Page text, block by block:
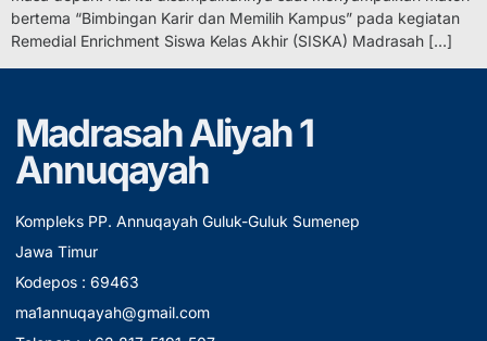
bertema “Bimbingan Karir dan Memilih Kampus” pada kegiatan
Remedial Enrichment Siswa Kelas Akhir (SISKA) Madrasah […]
Madrasah Aliyah 1
Annuqayah
Kompleks PP. Annuqayah Guluk-Guluk Sumenep
Jawa Timur
Kodepos : 69463
ma1annuqayah@gmail.com